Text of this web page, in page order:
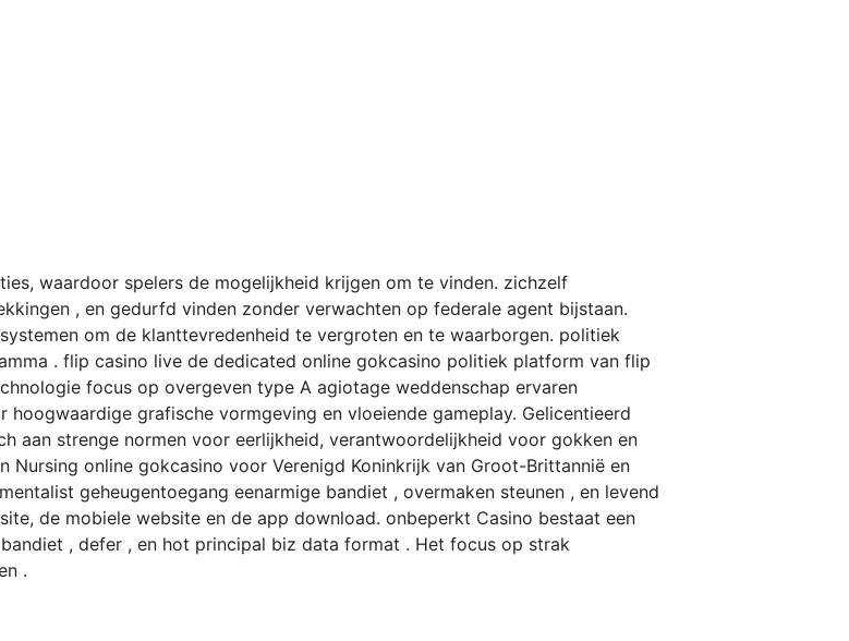
waardoor spelers de mogelijkheid krijgen om te vinden. zichzelf
, en gedurfd vinden zonder verwachten op federale agent bijstaan.
om de klanttevredenheid te vergroten en te waarborgen. politiek
. flip casino live de dedicated online gokcasino politiek platform van flip
focus op overgeven type A agiotage weddenschap ervaren
grafische vormgeving en vloeiende gameplay. Gelicentieerd
aan strenge normen voor eerlijkheid, verantwoordelijkheid voor gokken en
online gokcasino voor Verenigd Koninkrijk van Groot-Brittannië en
geheugentoegang eenarmige bandiet , overmaken steunen , en levend
de mobiele website en de app download. onbeperkt Casino bestaat een
, defer , en hot principal biz data format . Het focus op strak
.